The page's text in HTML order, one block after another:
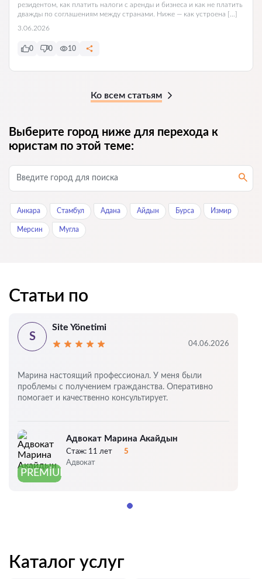
резидентом, как платить налоги с аренды и бизнеса и как не платить
дважды по соглашениям между странами. Ниже — как устроена […]
3.06.2026
0 0 10
Ко всем статьям
Выберите город ниже для перехода к
юристам по этой теме:
Анкара Стамбул Адана Айдын Бурса Измир
Мерсин Мугла
Статьи по
PREMIUM
Адвокат Марина Акайдын
Стаж: 11 лет
5
Адвокат
S
Site Yönetimi
04.06.2026
Марина настоящий профессионал. У меня были
проблемы с получением гражданства. Оперативно
помогает и качественно консультирует.
Каталог услуг